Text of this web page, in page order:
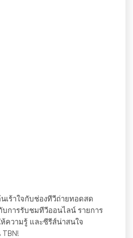
เร้าใจกับช่องทีวีถ่ายทอดสด
บการรับชมทีวีออนไลน์ รายการ
ความรู้ และซีรีส์น่าสนใจ